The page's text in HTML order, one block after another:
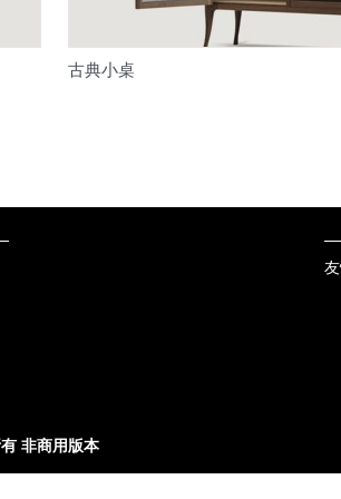
古典小桌
非商用版本